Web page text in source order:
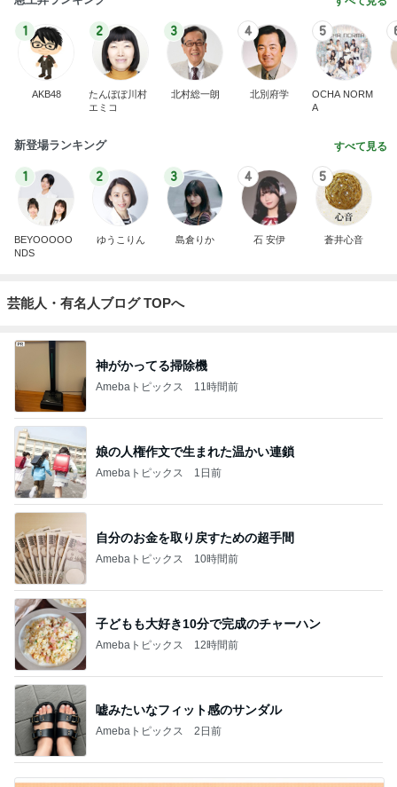
1
AKB48
2
たんぽぽ川村
エミコ
3
北村総一朗
4
北別府学
5
OCHA NORM
A
新登場ランキング すべて見る
1
BEYOOOOO
NDS
2
ゆうこりん
3
島倉りか
4
石 安伊
5
蒼井心音
芸能人・有名人ブログ TOPへ
神がかってる掃除機
Amebaトピックス 11時間前
娘の人権作文で生まれた温かい連鎖
Amebaトピックス 1日前
自分のお金を取り戻すための超手間
Amebaトピックス 10時間前
子どもも大好き10分で完成のチャーハン
Amebaトピックス 12時間前
嘘みたいなフィット感のサンダル
Amebaトピックス 2日前